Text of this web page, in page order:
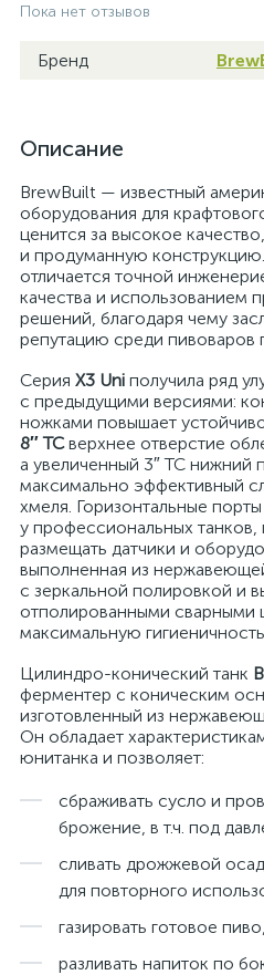
Пока нет отзывов
Бренд
Описание
BrewBuilt — известный
оборудования для
ценится за высокое
и продуманную
отличается точной
качества и использованием
решений, благодаря чему
репутацию среди пивоваров
Серия X3 Uni получила ряд
с предыдущими версиями:
ножками повышает
8″ TCверхнее отверстие
а увеличенный 3″ TC нижний
максимально эффективный
хмеля. Горизонтальные
у профессиональных танков,
размещать датчики и
выполненная из
с зеркальной полировкой и
отполированными сварными
максимальную
Цилиндро-конический танк
ферментер с коническим
изготовленный из
Он обладает
юнитанка и позволяет:
сбраживать сусло и
брожение, в т.ч. под
сливать дрожжевой
для повторного
газировать готовое пиво,
разливать напиток по